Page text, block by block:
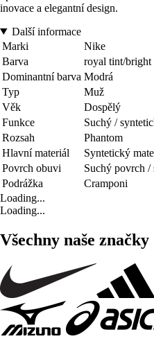
inovace a elegantní design.
Další informace
Marki
Nike
Barva
royal tint/bright
Dominantní barva Modrá
Typ
Muž
Věk
Dospělý
Funkce
Suchý /
Rozsah
Phantom
Hlavní materiál
Syntetický
Povrch obuvi
Suchý povrch
Podrážka
Cramponi
Loading...
Loading...
Všechny naše značky